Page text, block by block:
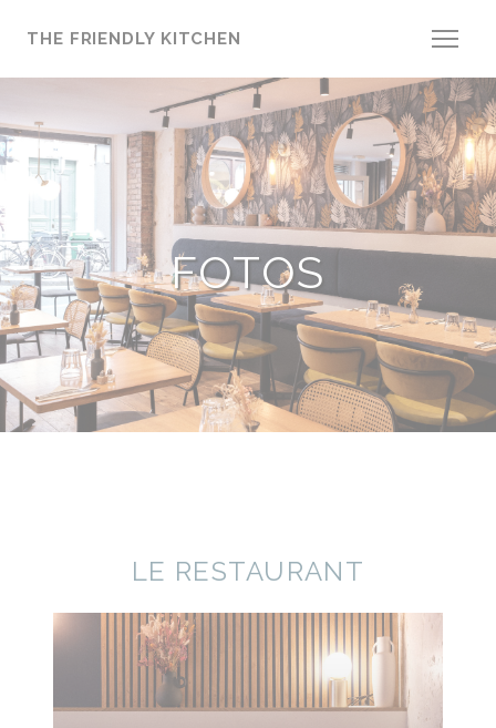
THE FRIENDLY KITCHEN
FOTOS
LE RESTAURANT